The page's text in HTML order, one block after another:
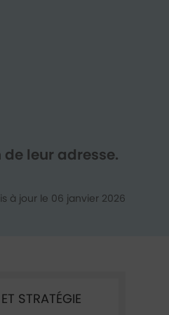
leur adresse.
à jour le 06 janvier 2026
STRATÉGIE